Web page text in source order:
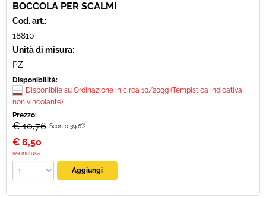
BOCCOLA PER SCALMI
Cod. art.:
18810
Unità di misura:
PZ
Disponibilità:
Disponibile su Ordinazione in circa 10/20gg (Tempistica indicativa
non vincolante)
Prezzo:
€ 10,76 Sconto 39.6%
€ 6,50
iva inclusa